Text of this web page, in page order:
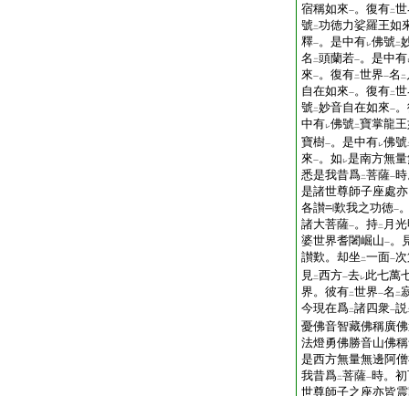
宿稱如來一。復有二
號二功徳力娑羅王如
釋一。是中有レ佛號二
名 二頭蘭若一。是中有
來一。復有二世界一名 二
自在如來一。復有二
號二妙音自在如來一
中有レ佛號二寶掌龍
寶樹一。是中有レ佛號
來一。如 レ是南方無
悉是我昔爲二菩薩一
是諸世尊師子座處
各讃
歎我之功徳一
諸大菩薩一。持二 月
婆世界耆闍崛山一。
讃歎。却坐 二一面一
見二西方一去レ此七萬
界。彼有二世界一名 二
今現在爲二諸四衆一説
憂佛音智藏佛稱廣
法燈勇佛勝音山佛
是西方無量無邊阿
我昔爲二菩薩一時。
世尊師子之座亦皆